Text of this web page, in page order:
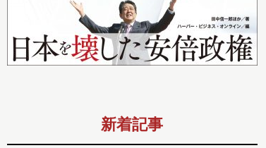
新着記事